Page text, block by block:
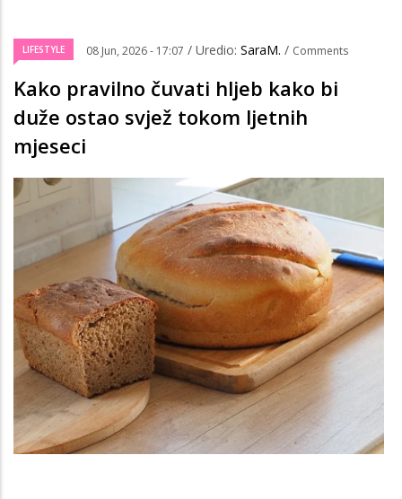
LIFESTYLE 08 Jun, 2026 - 17:07 / Uredio: SaraM. / Comments
Kako pravilno čuvati hljeb kako bi
duže ostao svjež tokom ljetnih
mjeseci